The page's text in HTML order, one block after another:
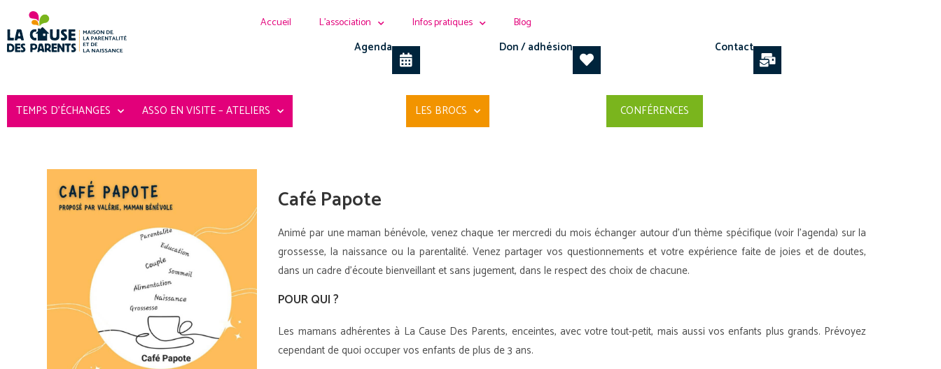
Accueil L’association Infos pratiques Blog
Agenda Don / adhésion Contact
TEMPS D’ÉCHANGES ASSO EN VISITE – ATELIERS LES BROCS CONFÉRENCES
Café Papote
Animé par une maman bénévole, venez chaque 1er mercredi du mois échanger autour d’un thème spécifique (voir l’agenda) sur la
grossesse, la naissance ou la parentalité. Venez partager vos questionnements et votre expérience faite de joies et de doutes,
dans un cadre d’écoute bienveillant et sans jugement, dans le respect des choix de chacune.
POUR QUI ?
Les mamans adhérentes à La Cause Des Parents, enceintes, avec votre tout-petit, mais aussi vos enfants plus grands. Prévoyez
cependant de quoi occuper vos enfants de plus de 3 ans.